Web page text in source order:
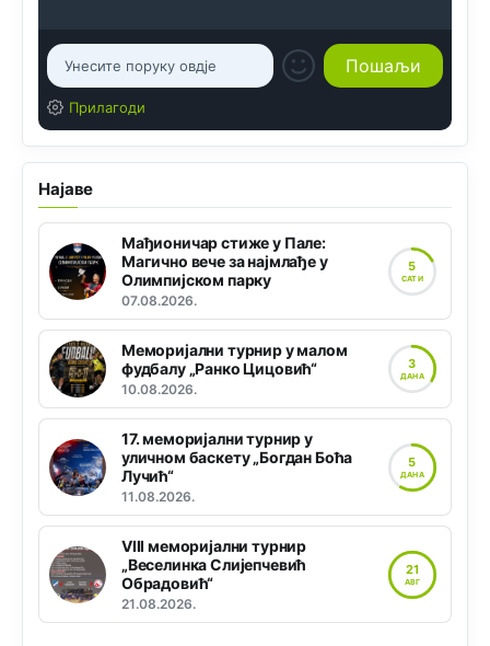
Прилагоди
Најаве
Мађионичар стиже у Пале:
Магично вече за најмлађе у
Олимпијском парку
07.08.2026.
5
САТИ
Меморијални турнир у малом
фудбалу „Ранко Цицовић“
10.08.2026.
3
ДАНА
17. меморијални турнир у
уличном баскету „Богдан Боћа
Лучић“
11.08.2026.
5
ДАНА
VIII меморијални турнир
„Веселинка Слијепчевић
Обрадовић“
21.08.2026.
21
АВГ